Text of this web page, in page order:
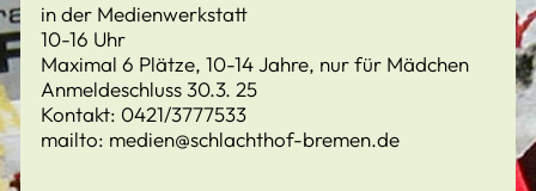
in der Medienwerkstatt
10-16 Uhr
Maximal 6 Plätze, 10-14 Jahre, nur für Mädchen
Anmeldeschluss 30.3. 25
Kontakt: 0421/3777533
mailto: medien@schlachthof-bremen.de